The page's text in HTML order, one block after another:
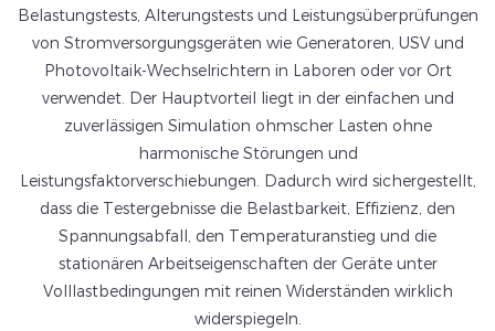
Belastungstests, Alterungstests und Leistungsüberprüfungen
von Stromversorgungsgeräten wie Generatoren, USV und
Photovoltaik-Wechselrichtern in Laboren oder vor Ort
verwendet. Der Hauptvorteil liegt in der einfachen und
zuverlässigen Simulation ohmscher Lasten ohne
harmonische Störungen und
Leistungsfaktorverschiebungen. Dadurch wird sichergestellt,
dass die Testergebnisse die Belastbarkeit, Effizienz, den
Spannungsabfall, den Temperaturanstieg und die
stationären Arbeitseigenschaften der Geräte unter
Volllastbedingungen mit reinen Widerständen wirklich
widerspiegeln.